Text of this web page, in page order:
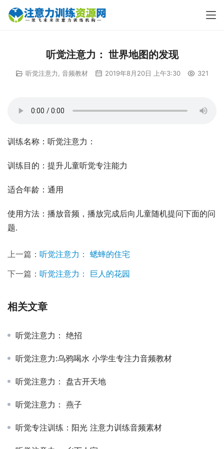
听觉注意力： 世界地图的发现
听觉注意力 音频教材 2019年8月20日 上午3:30 321
训练名称：听觉注意力：
训练目的：提升儿童听觉专注能力
适合年龄：通用
使用方法：播放音频，播放完成后向儿童随机提问下面的问
题.
上一篇： 听觉注意力： 蟋蟀的住宅
下一篇： 听觉注意力： 巨人的花园
相关文章
听觉注意力： 绝招
听觉注意力:乌鸦喝水 小学生专注力音频教材
听觉注意力： 盘古开天地
听觉注意力： 燕子
听觉专注训练：阳光 注意力训练音频素材